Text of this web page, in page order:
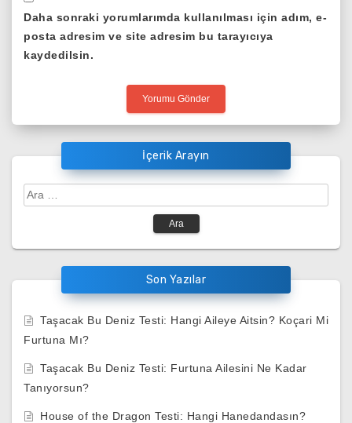
Daha sonraki yorumlarımda kullanılması için adım, e-
posta adresim ve site adresim bu tarayıcıya
kaydedilsin.
İçerik Arayın
Arama:
Son Yazılar
Taşacak Bu Deniz Testi: Hangi Aileye Aitsin? Koçari Mi
Furtuna Mı?
Taşacak Bu Deniz Testi: Furtuna Ailesini Ne Kadar
Tanıyorsun?
House of the Dragon Testi: Hangi Hanedandasın?